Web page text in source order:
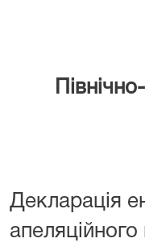
Декларація